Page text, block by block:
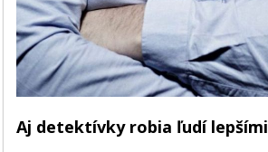
Aj detektívky robia ľudí lepšími